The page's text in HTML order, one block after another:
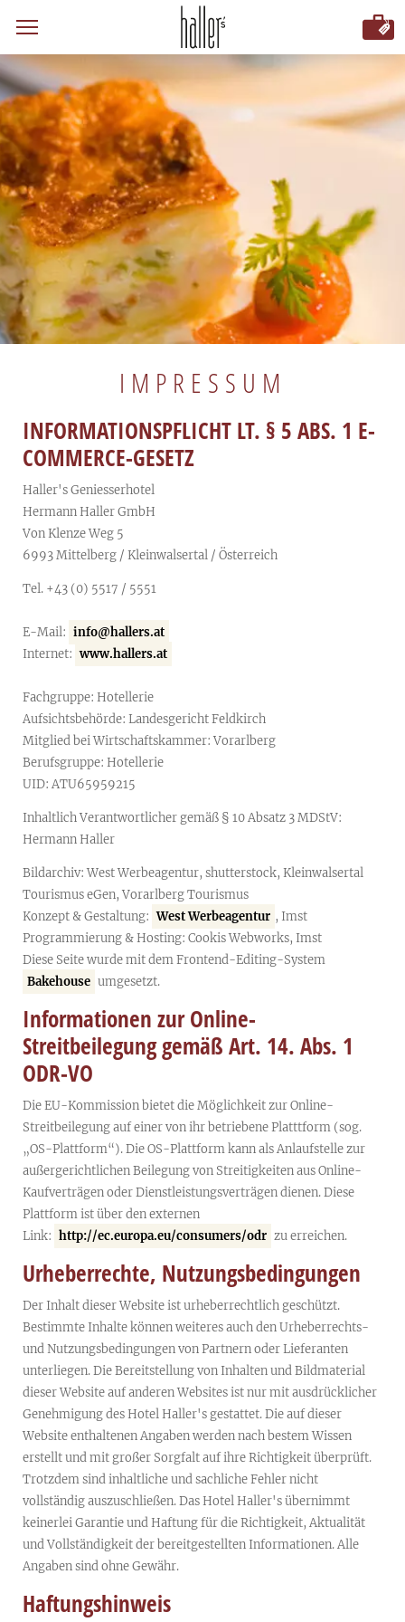
IMPRESSUM
INFORMATIONSPFLICHT LT. § 5 ABS. 1 E-
COMMERCE-GESETZ
Haller's Geniesserhotel
Hermann Haller GmbH
Von Klenze Weg 5
6993 Mittelberg / Kleinwalsertal / Österreich
Tel. +43 (0) 5517 / 5551
E-Mail: info@hallers.at
Internet: www.hallers.at
Fachgruppe: Hotellerie
Aufsichtsbehörde: Landesgericht Feldkirch
Mitglied bei Wirtschaftskammer: Vorarlberg
Berufsgruppe: Hotellerie
UID: ATU65959215
Inhaltlich Verantwortlicher gemäß § 10 Absatz 3 MDStV:
Hermann Haller
Bildarchiv: West Werbeagentur, shutterstock, Kleinwalsertal
Tourismus eGen, Vorarlberg Tourismus
Konzept & Gestaltung: West Werbeagentur , Imst
Programmierung & Hosting: Cookis Webworks, Imst
Diese Seite wurde mit dem Frontend-Editing-System
Bakehouse umgesetzt.
Informationen zur Online-
Streitbeilegung gemäß Art. 14. Abs. 1
ODR-VO
Die EU-Kommission bietet die Möglichkeit zur Online-
Streitbeilegung auf einer von ihr betriebene Platttform (sog.
„OS-Plattform“). Die OS-Plattform kann als Anlaufstelle zur
außergerichtlichen Beilegung von Streitigkeiten aus Online-
Kaufverträgen oder Dienstleistungsverträgen dienen. Diese
Plattform ist über den externen
Link: http://ec.europa.eu/consumers/odr zu erreichen.
Urheberrechte, Nutzungsbedingungen
Der Inhalt dieser Website ist urheberrechtlich geschützt.
Bestimmte Inhalte können weiteres auch den Urheberrechts-
und Nutzungsbedingungen von Partnern oder Lieferanten
unterliegen. Die Bereitstellung von Inhalten und Bildmaterial
dieser Website auf anderen Websites ist nur mit ausdrücklicher
Genehmigung des Hotel Haller's gestattet. Die auf dieser
Website enthaltenen Angaben werden nach bestem Wissen
erstellt und mit großer Sorgfalt auf ihre Richtigkeit überprüft.
Trotzdem sind inhaltliche und sachliche Fehler nicht
vollständig auszuschließen. Das Hotel Haller's übernimmt
keinerlei Garantie und Haftung für die Richtigkeit, Aktualität
und Vollständigkeit der bereitgestellten Informationen. Alle
Angaben sind ohne Gewähr.
Haftungshinweis